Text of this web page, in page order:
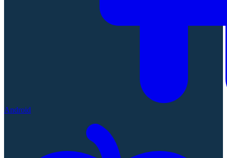
Android